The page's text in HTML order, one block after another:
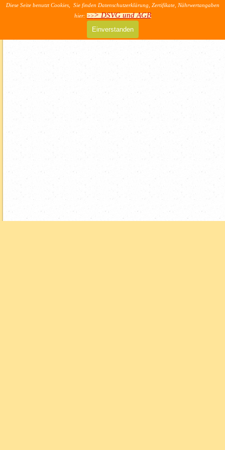
Diese Seite benutzt Cookies, Sie finden Datenschutzerklärung, Zertifikate, Nährwertangaben
hier: >>> DSVG und AGB
Einverstanden
Direkt zum Seiteninhalt
Menü überspringen
>> AGB & DSVG